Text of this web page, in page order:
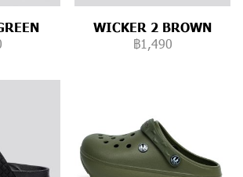
WICKER 2 BROWN
฿1,490